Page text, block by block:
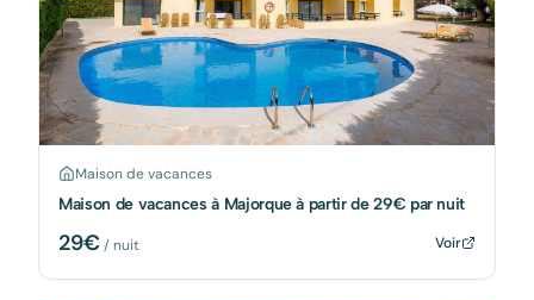
Maison de vacances
Maison de vacances à Majorque à partir de 29€ par nuit
29€/ nuit Voir